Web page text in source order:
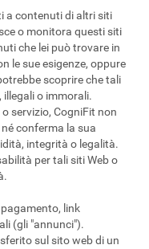
a contenuti di altri siti
o monitora questi siti
che lei può trovare in
le sue esigenze, oppure
scoprire che tali
o immorali.
servizio, CogniFit non
conferma la sua
integrità o legalità.
per tali siti Web o
link
(gli "annunci").
sul sito web di un